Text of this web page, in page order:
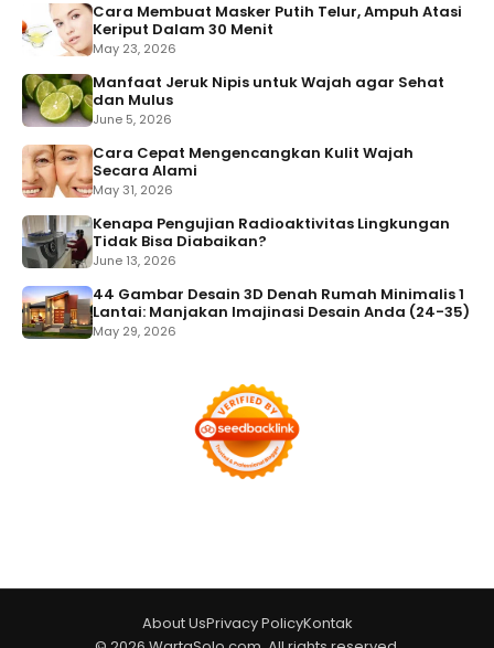
Cara Membuat Masker Putih Telur, Ampuh Atasi
Keriput Dalam 30 Menit
May 23, 2026
Manfaat Jeruk Nipis untuk Wajah agar Sehat
dan Mulus
June 5, 2026
Cara Cepat Mengencangkan Kulit Wajah
Secara Alami
May 31, 2026
Kenapa Pengujian Radioaktivitas Lingkungan
Tidak Bisa Diabaikan?
June 13, 2026
44 Gambar Desain 3D Denah Rumah Minimalis 1
Lantai: Manjakan Imajinasi Desain Anda (24-35)
May 29, 2026
About UsPrivacy PolicyKontak